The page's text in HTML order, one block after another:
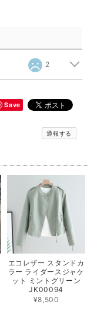
2
Save
通報する
エコレザー スタンドカ
ラー ライダースジャケ
ット ミントグリーン
JK00094
¥8,500